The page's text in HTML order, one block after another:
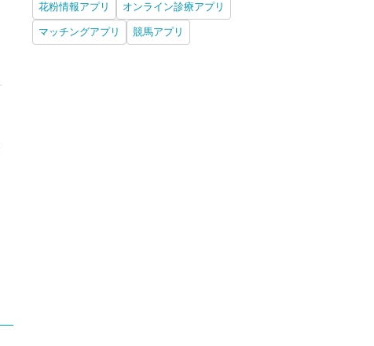
花粉情報アプリ オンライン診療アプリ
マッチングアプリ 競馬アプリ